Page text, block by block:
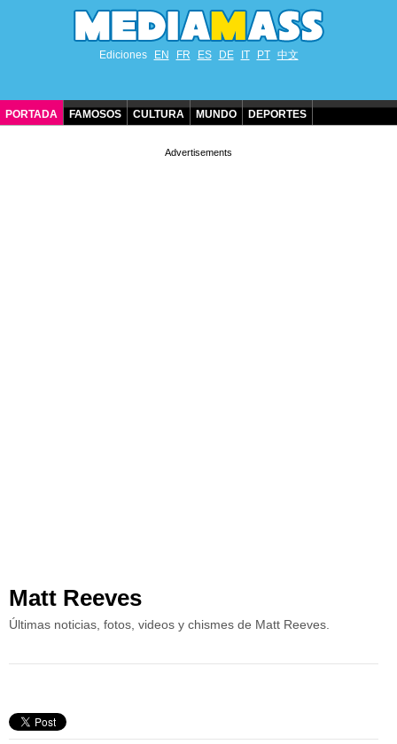
Ediciones EN FR ES DE IT PT 中文
PORTADA FAMOSOS CULTURA MUNDO DEPORTES
Matt Reeves
Últimas noticias, fotos, videos y chismes de Matt Reeves.